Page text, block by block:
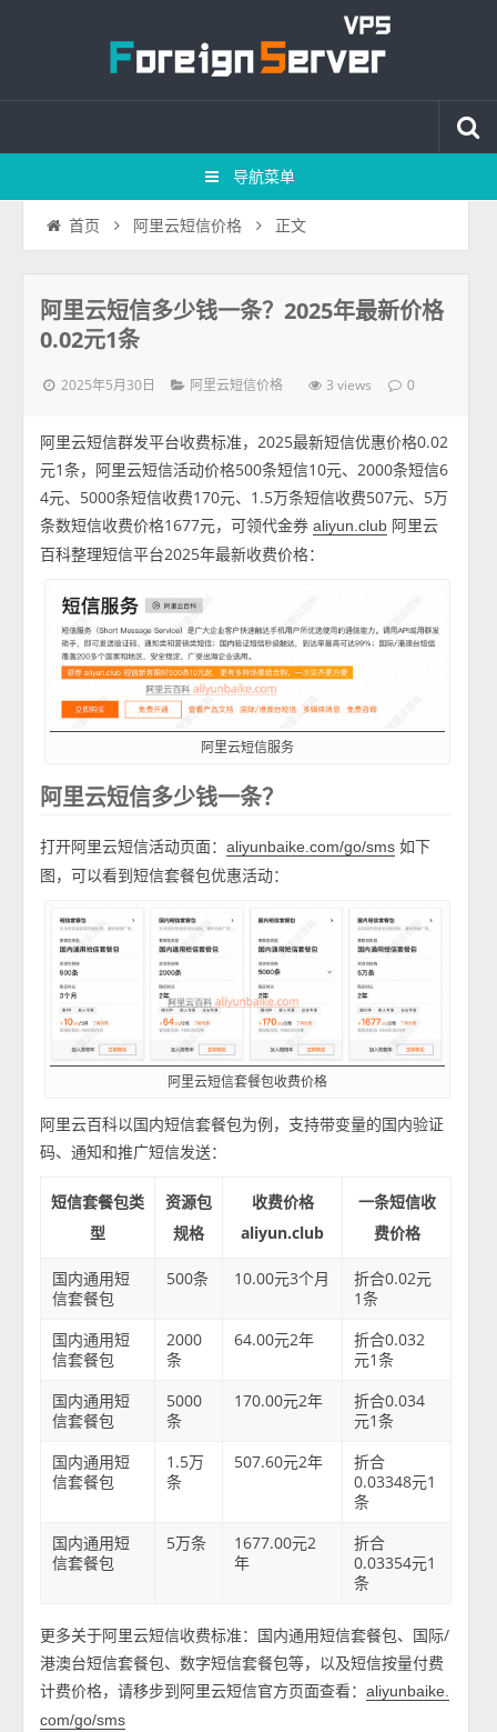
导航菜单
首页 阿里云短信价格 正文
阿里云短信多少钱一条？2025年最新价格
0.02元1条
2025年5月30日 阿里云短信价格 3 views 0
阿里云短信群发平台收费标准，2025最新短信优惠价格0.02
元1条，阿里云短信活动价格500条短信10元、2000条短信6
4元、5000条短信收费170元、1.5万条短信收费507元、5万
条数短信收费价格1677元，可领代金券aliyun.club 阿里云
百科整理短信平台2025年最新收费价格：
阿里云短信服务
阿里云短信多少钱一条？
打开阿里云短信活动页面：aliyunbaike.com/go/sms 如下
图，可以看到短信套餐包优惠活动：
阿里云短信套餐包收费价格
阿里云百科以国内短信套餐包为例，支持带变量的国内验证
码、通知和推广短信发送：
短信套餐包类
型
资源包
规格
收费价格
aliyun.club
一条短信收
费价格
国内通用短
信套餐包
500条 10.00元3个月
折合0.02元
1条
国内通用短
信套餐包
2000
条
64.00元2年
折合0.032
元1条
国内通用短
信套餐包
5000
条
170.00元2年
折合0.034
元1条
国内通用短
信套餐包
1.5万
条
507.60元2年
折合
0.03348元1
条
国内通用短
信套餐包
5万条
1677.00元2
年
折合
0.03354元1
条
更多关于阿里云短信收费标准：国内通用短信套餐包、国际/
港澳台短信套餐包、数字短信套餐包等，以及短信按量付费
计费价格，请移步到阿里云短信官方页面查看：aliyunbaike.
com/go/sms